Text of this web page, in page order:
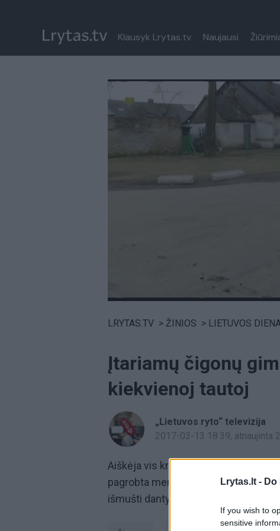
Lrytas.lt -
If you wish to
sensitive
Klausyk Lrytas.tv Naujausi
Paremkite Ukrainą
LRYTAS.TV > ŽINIOS > LIETUVOS DIENA
Įtariamų čigonų
kiekvienoj tautoj
„Lietuvos ryto“ televizija
2017-03-13 18:39, atnaujinta
Aiškėja vis kraupesnės detalės
pagrobta mergina žiauriai užtalžyta
išmušti dantys, manoma, kad taip